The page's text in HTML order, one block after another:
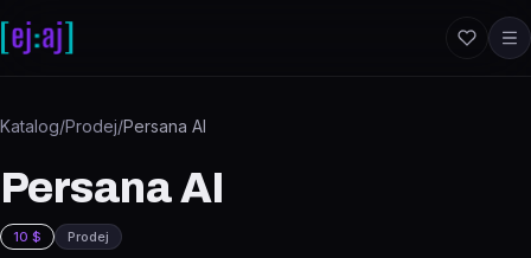
Katalog/Prodej/Persana AI
Persana AI
10 $ Prodej